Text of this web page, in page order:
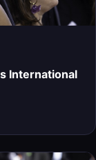
International